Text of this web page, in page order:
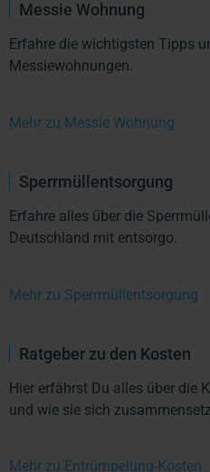
Messie Wohnung
Erfahre die wichtigsten Tipps
Messiewohnungen.
Mehr zu Messie Wohnung
Sperrmüllentsorgung
Erfahre alles über die
Deutschland mit entsorgo.
Mehr zu Sperrmüllentsorgung
Ratgeber zu den Kosten
Hier erfährst Du alles über die
und wie sie sich
Mehr zu Entrümpelung-Kosten